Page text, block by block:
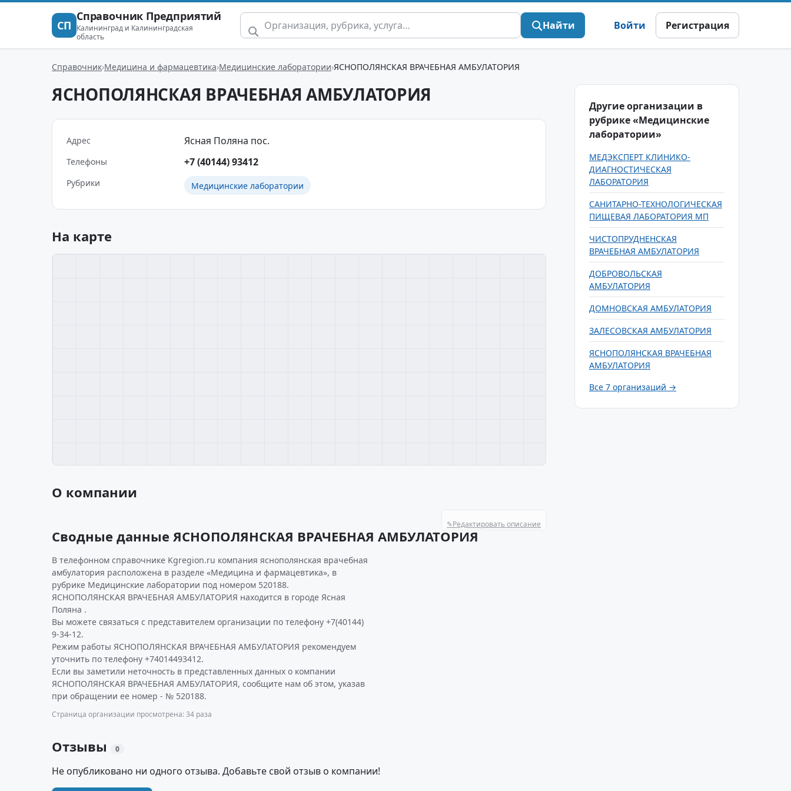
СП
Справочник Предприятий
Калининград и Калининградская
область
Найти Войти Регистрация
Справочник Медицина и фармацевтика Медицинские лаборатории ЯСНОПОЛЯНСКАЯ ВРАЧЕБНАЯ АМБУЛАТОРИЯ
ЯСНОПОЛЯНСКАЯ ВРАЧЕБНАЯ АМБУЛАТОРИЯ
Адрес Ясная Поляна пос.
Телефоны +7 (40144) 93412
Рубрики Медицинские лаборатории
На карте
О компании
✎Редактировать описание
Сводные данные ЯСНОПОЛЯНСКАЯ ВРАЧЕБНАЯ АМБУЛАТОРИЯ
В телефонном справочнике Kgregion.ru компания яснополянская врачебная
амбулатория расположена в разделе «Медицина и фармацевтика», в
рубрике Медицинские лаборатории под номером 520188.
ЯСНОПОЛЯНСКАЯ ВРАЧЕБНАЯ АМБУЛАТОРИЯ находится в городе Ясная
Поляна .
Вы можете связаться с представителем организации по телефону +7(40144)
9-34-12.
Режим работы ЯСНОПОЛЯНСКАЯ ВРАЧЕБНАЯ АМБУЛАТОРИЯ рекомендуем
уточнить по телефону +74014493412.
Если вы заметили неточность в представленных данных о компании
ЯСНОПОЛЯНСКАЯ ВРАЧЕБНАЯ АМБУЛАТОРИЯ, сообщите нам об этом, указав
при обращении ее номер - № 520188.
Страница организации просмотрена: 34 раза
Отзывы 0
Не опубликовано ни одного отзыва. Добавьте свой отзыв о компании!
Другие организации в
рубрике «Медицинские
лаборатории»
МЕДЭКСПЕРТ КЛИНИКО-
ДИАГНОСТИЧЕСКАЯ
ЛАБОРАТОРИЯ
САНИТАРНО-ТЕХНОЛОГИЧЕСКАЯ
ПИЩЕВАЯ ЛАБОРАТОРИЯ МП
ЧИСТОПРУДНЕНСКАЯ
ВРАЧЕБНАЯ АМБУЛАТОРИЯ
ДОБРОВОЛЬСКАЯ
АМБУЛАТОРИЯ
ДОМНОВСКАЯ АМБУЛАТОРИЯ
ЗАЛЕСОВСКАЯ АМБУЛАТОРИЯ
ЯСНОПОЛЯНСКАЯ ВРАЧЕБНАЯ
АМБУЛАТОРИЯ
Все 7 организаций →